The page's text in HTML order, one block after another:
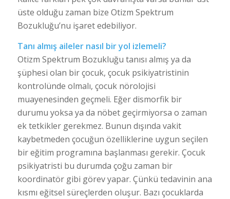
üste olduğu zaman bize Otizm Spektrum
Bozukluğu’nu işaret edebiliyor.
Tanı almış aileler nasıl bir yol izlemeli?
Otizm Spektrum Bozukluğu tanısı almış ya da
şüphesi olan bir çocuk, çocuk psikiyatristinin
kontrolünde olmalı, çocuk nörolojisi
muayenesinden geçmeli. Eğer dismorfik bir
durumu yoksa ya da nöbet geçirmiyorsa o zaman
ek tetkikler gerekmez. Bunun dışında vakit
kaybetmeden çocuğun özelliklerine uygun seçilen
bir eğitim programına başlanması gerekir. Çocuk
psikiyatristi bu durumda çoğu zaman bir
koordinatör gibi görev yapar. Çünkü tedavinin ana
kısmı eğitsel süreçlerden oluşur. Bazı çocuklarda